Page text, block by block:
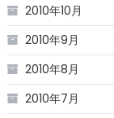
2010年10月
2010年9月
2010年8月
2010年7月